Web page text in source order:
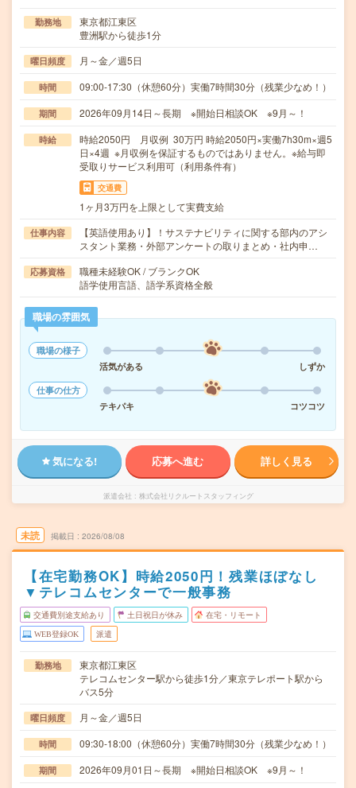
勤務地
東京都江東区
豊洲駅から徒歩1分
曜日頻度 月～金／週5日
時間 09:00-17:30（休憩60分）実働7時間30分（残業少なめ！）
期間 2026年09月14日～長期 ※開始日相談OK ※9月～！
時給
時給2050円 月収例 30万円 時給2050円×実働7h30m×週5
日×4週 ※月収例を保証するものではありません。※給与即
受取りサービス利用可（利用条件有）
交通費
1ヶ月3万円を上限として実費支給
仕事内容
【英語使用あり】！サステナビリティに関する部内のアシ
スタント業務・外部アンケートの取りまとめ・社内申…
応募資格
職種未経験OK / ブランクOK
語学使用言語、語学系資格全般
職場の雰囲気
職場の様子
活気がある
しずか
仕事の仕方
テキパキ
コツコツ
気になる! 応募へ進む 詳しく見る
派遣会社 株式会社リクルートスタッフィング
未読 掲載日 2026/08/08
【在宅勤務OK】時給2050円！残業ほぼなし
▼テレコムセンターで一般事務
交通費別途支給あり 土日祝日が休み 在宅・リモート
WEB登録OK 派遣
勤務地
東京都江東区
テレコムセンター駅から徒歩1分／東京テレポート駅から
バス5分
曜日頻度 月～金／週5日
時間 09:30-18:00（休憩60分）実働7時間30分（残業少なめ！）
期間 2026年09月01日～長期 ※開始日相談OK ※9月～！